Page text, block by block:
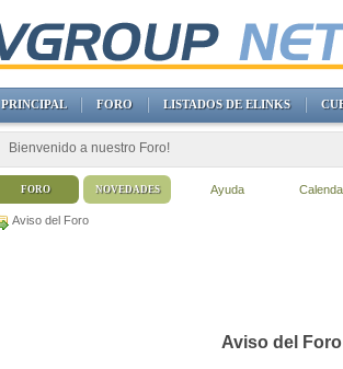
Aviso del Foro
Aviso del Foro
PRINCIPAL FORO LISTADOS DE ELINKS
Bienvenido a nuestro Foro!
FORO Ayuda
NOVEDADES